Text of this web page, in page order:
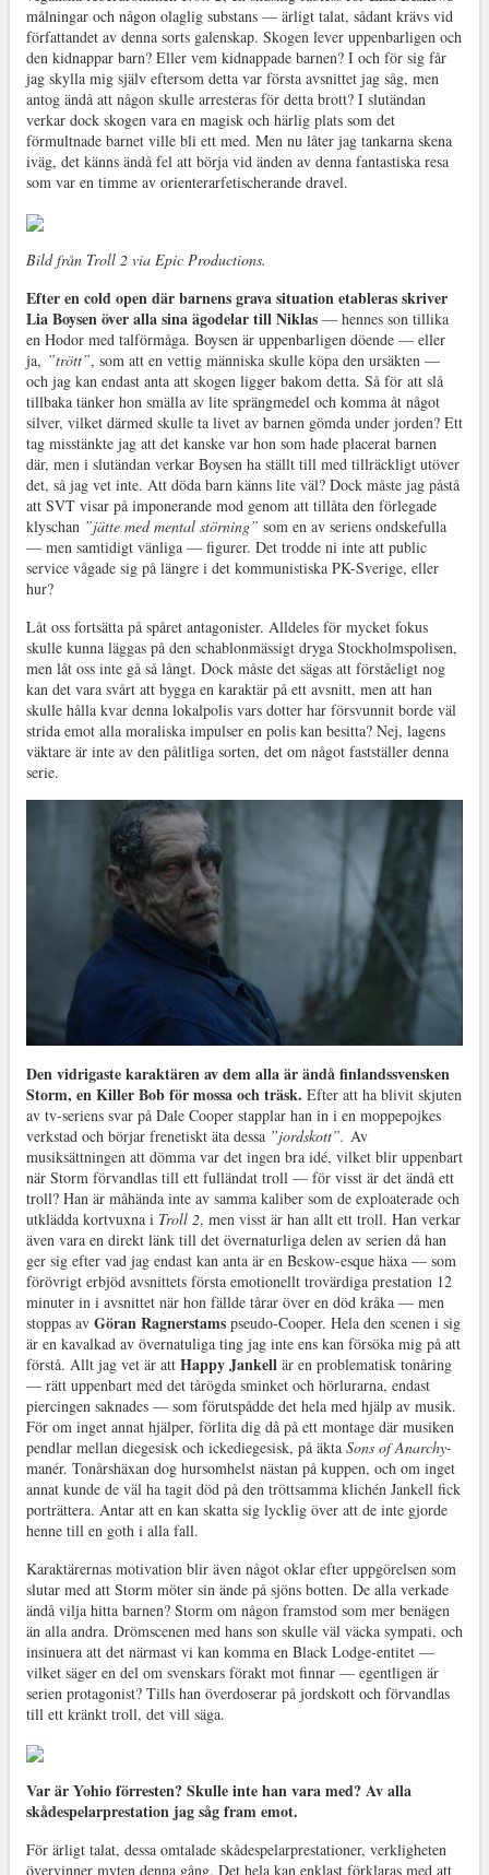
målningar och någon olaglig substans — ärligt talat, sådant krävs vid
författandet av denna sorts galenskap. Skogen lever uppenbarligen och
den kidnappar barn? Eller vem kidnappade barnen? I och för sig får
jag skylla mig själv eftersom detta var första avsnittet jag såg, men
antog ändå att någon skulle arresteras för detta brott? I slutändan
verkar dock skogen vara en magisk och härlig plats som det
förmultnade barnet ville bli ett med. Men nu låter jag tankarna skena
iväg, det känns ändå fel att börja vid änden av denna fantastiska resa
som var en timme av orienterarfetischerande dravel.
Bild från Troll 2 via Epic Productions.
Efter en cold open där barnens grava situation etableras skriver
Lia Boysenöver alla sina ägodelar till Niklas— hennes son tillika
en Hodor med talförmåga. Boysen är uppenbarligen döende — eller
ja, ”trött”, som att en vettig människa skulle köpa den ursäkten —
och jag kan endast anta att skogen ligger bakom detta. Så för att slå
tillbaka tänker hon smälla av lite sprängmedel och komma åt något
silver, vilket därmed skulle ta livet av barnen gömda under jorden? Ett
tag misstänkte jag att det kanske var hon som hade placerat barnen
där, men i slutändan verkar Boysen ha ställt till med tillräckligt utöver
det, så jag vet inte. Att döda barn känns lite väl? Dock måste jag påstå
att SVT visar på imponerande mod genom att tillåta den förlegade
klyschan ”jätte med mental störning” som en av seriens ondskefulla
— men samtidigt vänliga — figurer. Det trodde ni inte att public
service vågade sig på längre i det kommunistiska PK-Sverige, eller
hur?
Låt oss fortsätta på spåret antagonister. Alldeles för mycket fokus
skulle kunna läggas på den schablonmässigt dryga Stockholmspolisen,
men låt oss inte gå så långt. Dock måste det sägas att förståeligt nog
kan det vara svårt att bygga en karaktär på ett avsnitt, men att han
skulle hålla kvar denna lokalpolis vars dotter har försvunnit borde väl
strida emot alla moraliska impulser en polis kan besitta? Nej, lagens
väktare är inte av den pålitliga sorten, det om något fastställer denna
serie.
Den vidrigaste karaktären av dem alla är ändå finlandssvensken
Storm, en Killer Bob för mossa och träsk. Efter att ha blivit skjuten
av tv-seriens svar på Dale Cooper stapplar han in i en moppepojkes
verkstad och börjar frenetiskt äta dessa ”jordskott”. Av
musiksättningen att dömma var det ingen bra idé, vilket blir uppenbart
när Storm förvandlas till ett fulländat troll — för visst är det ändå ett
troll? Han är måhända inte av samma kaliber som de exploaterade och
utklädda kortvuxna i Troll 2, men visst är han allt ett troll. Han verkar
även vara en direkt länk till det övernaturliga delen av serien då han
ger sig efter vad jag endast kan anta är en Beskow-esque häxa — som
förövrigt erbjöd avsnittets första emotionellt trovärdiga prestation 12
minuter in i avsnittet när hon fällde tårar över en död kråka — men
stoppas av Göran Ragnerstamspseudo-Cooper. Hela den scenen i sig
är en kavalkad av övernatuliga ting jag inte ens kan försöka mig på att
förstå. Allt jag vet är att Happy Jankell är en problematisk tonåring
— rätt uppenbart med det tårögda sminket och hörlurarna, endast
piercingen saknades — som förutspådde det hela med hjälp av musik.
För om inget annat hjälper, förlita dig då på ett montage där musiken
pendlar mellan diegesisk och ickediegesisk, på äkta Sons of Anarchy-
manér. Tonårshäxan dog hursomhelst nästan på kuppen, och om inget
annat kunde de väl ha tagit död på den tröttsamma klichén Jankell fick
porträttera. Antar att en kan skatta sig lycklig över att de inte gjorde
henne till en goth i alla fall.
Karaktärernas motivation blir även något oklar efter uppgörelsen som
slutar med att Storm möter sin ände på sjöns botten. De alla verkade
ändå vilja hitta barnen? Storm om någon framstod som mer benägen
än alla andra. Drömscenen med hans son skulle väl väcka sympati, och
insinuera att det närmast vi kan komma en Black Lodge-entitet —
vilket säger en del om svenskars förakt mot finnar — egentligen är
serien protagonist? Tills han överdoserar på jordskott och förvandlas
till ett kränkt troll, det vill säga.
Var är Yohio förresten? Skulle inte han vara med? Av alla
skådespelarprestation jag såg fram emot.
För ärligt talat, dessa omtalade skådespelarprestationer, verkligheten
övervinner myten denna gång. Det hela kan enklast förklaras med att